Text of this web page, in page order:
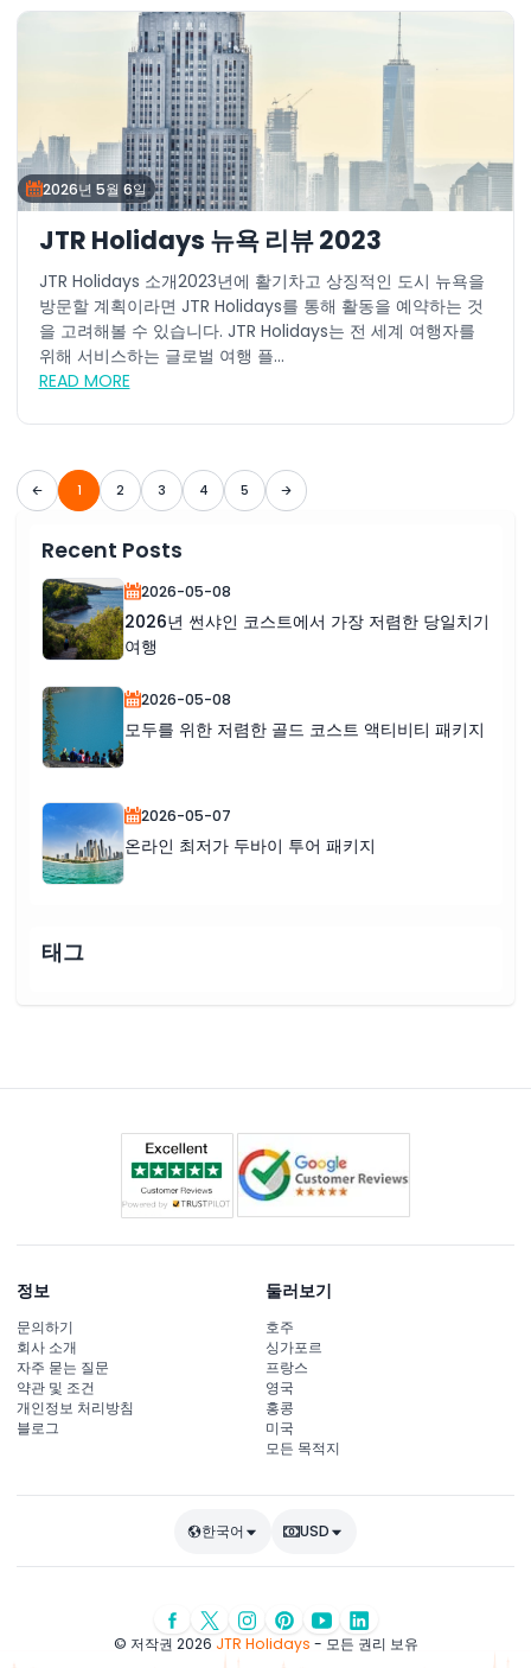
2026년 5월 6일
JTR Holidays 뉴욕 리뷰 2023
JTR Holidays 소개2023년에 활기차고 상징적인 도시 뉴욕을
방문할 계획이라면 JTR Holidays를 통해 활동을 예약하는 것
을 고려해볼 수 있습니다. JTR Holidays는 전 세계 여행자를
위해 서비스하는 글로벌 여행 플...
READ MORE
1 2 3 4 5
Recent Posts
2026-05-08
2026년 썬샤인 코스트에서 가장 저렴한 당일치기
여행
2026-05-08
모두를 위한 저렴한 골드 코스트 액티비티 패키지
2026-05-07
온라인 최저가 두바이 투어 패키지
태그
정보
문의하기
회사 소개
자주 묻는 질문
약관 및 조건
개인정보 처리방침
블로그
둘러보기
호주
싱가포르
프랑스
영국
홍콩
미국
모든 목적지
한국어 USD
© 저작권 2026 JTR Holidays - 모든 권리 보유